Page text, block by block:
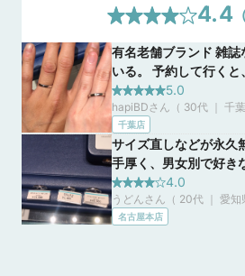
4.4
有名老舗ブランド 雑
いる。 予約して行く
いてあり、心温まるメ
る。 隣との間に仕切り
ならない。 リングは
トかウェーブかなど、
オススメで最小限の紹
着で決めて行く感じだ
おかげで、沢山試着し
ことなく、決められた
付きで、リングの名
5.0
hapiBDさん（ 30代 ｜ 千
千葉店
サイズ直しなどが永久
手厚く、男女別で好き
ころ。日本人に合った
あり、つけていても違
多く、オーダーメイド
4.0
うどんさん（ 20代 ｜ 愛知
名古屋本店